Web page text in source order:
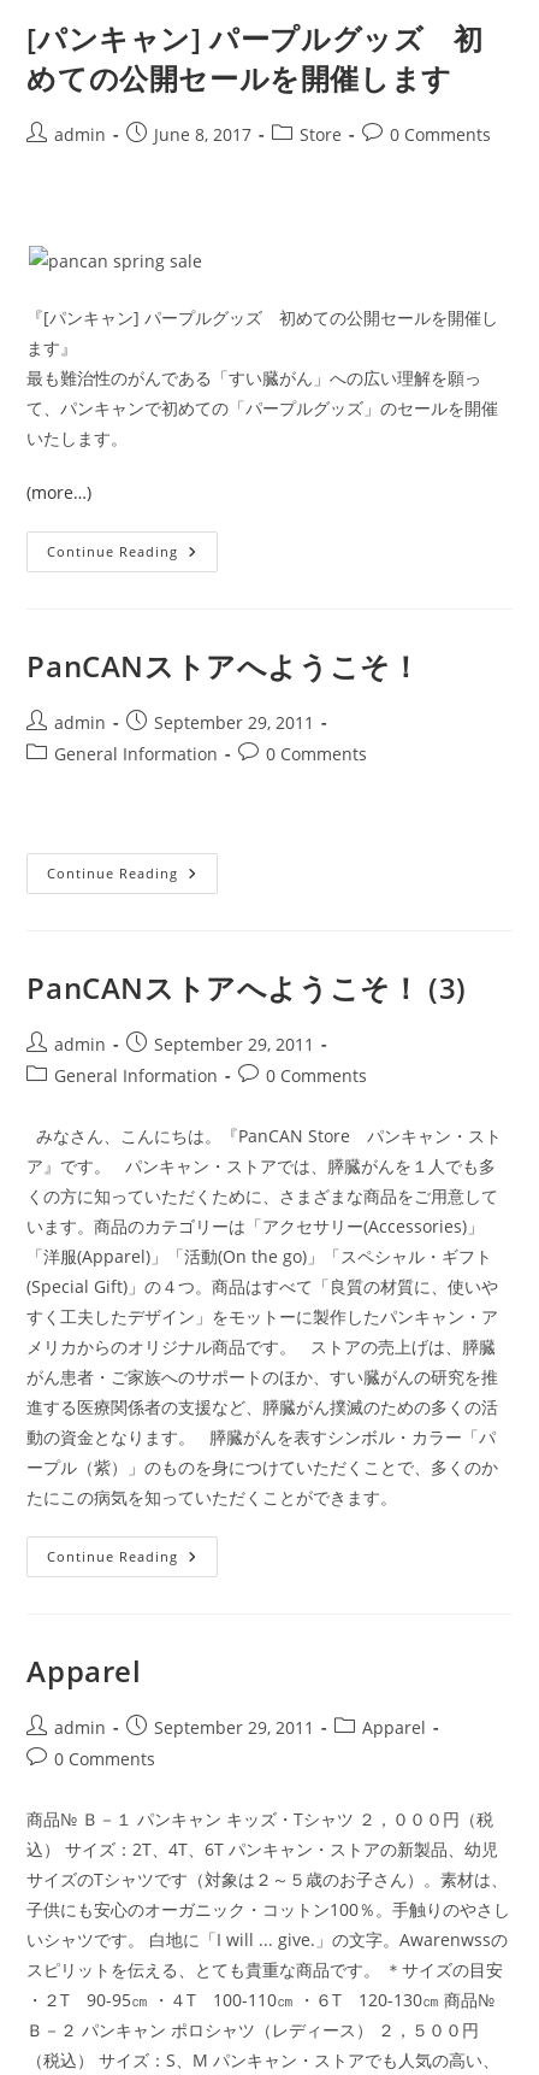
ズ]
公
開
セ
ー
第
４
す！』
[パンキャン] パープルグッズ 初
めての公開セールを開催します
Postadmin
PostJune 8, 2017
PostStore
Post0 Comments
『[パンキャン] パープルグッズ 初めての公開セールを開催し
ます』
最も難治性のがんである「すい臓がん」への広い理解を願っ
て、パンキャンで初めての「パープルグッズ」のセールを開催
いたします。
(more…)
Continue Reading [パ
ン
ー
プ
ル
ッ
ズ
初
セ
ー
ル
ま
す
PanCANストアへようこそ！
Post
author:
admin
Post
published:
September 29, 2011
PostGeneral Information
Post0 Comments
Continue Reading PanCAN
ス
う
こ
そ！
PanCANストアへようこそ！ (3)
Post
author:
admin
Post
published:
September 29, 2011
PostGeneral Information
Post0 Comments
みなさん、こんにちは。『PanCAN Store パンキャン・スト
ア』です。 パンキャン・ストアでは、膵臓がんを１人でも多
くの方に知っていただくために、さまざまな商品をご用意して
います。商品のカテゴリーは「アクセサリー(Accessories)」
「洋服(Apparel)」「活動(On the go)」「スペシャル・ギフト
(Special Gift)」の４つ。商品はすべて「良質の材質に、使いや
すく工夫したデザイン」をモットーに製作したパンキャン・ア
メリカからのオリジナル商品です。 ストアの売上げは、膵臓
がん患者・ご家族へのサポートのほか、すい臓がんの研究を推
進する医療関係者の支援など、膵臓がん撲滅のための多くの活
動の資金となります。 膵臓がんを表すシンボル・カラー「パ
ープル（紫）」のものを身につけていただくことで、多くのか
たにこの病気を知っていただくことができます。
Continue Reading PanCAN
ス
Apparel
Post
author:
admin
Post
published:
September 29, 2011
PostApparel
Post0 Comments
商品№ Ｂ－１ パンキャン キッズ・Tシャツ ２，０００円（税
込） サイズ：2T、4T、6T パンキャン・ストアの新製品、幼児
サイズのTシャツです（対象は２～５歳のお子さん）。素材は、
子供にも安心のオーガニック・コットン100％。手触りのやさし
いシャツです。 白地に「I will ... give.」の文字。Awarenwssの
スピリットを伝える、とても貴重な商品です。 ＊サイズの目安
・２T 90-95㎝ ・４T 100-110㎝ ・６T 120-130㎝ 商品№
Ｂ－２ パンキャン ポロシャツ（レディース） ２，５００円
（税込） サイズ：S、M パンキャン・ストアでも人気の高い、